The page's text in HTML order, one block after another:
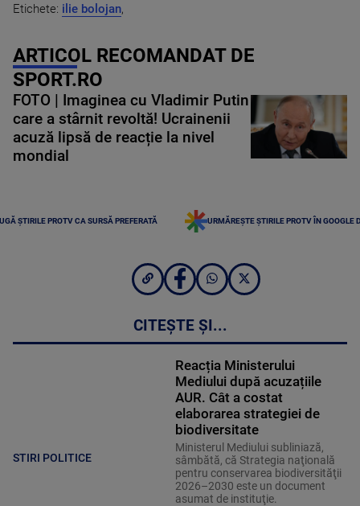
Etichete: ilie bolojan,
ARTICOL RECOMANDAT DE
SPORT.RO
FOTO | Imaginea cu Vladimir Putin
care a stârnit revoltă! Ucrainenii
acuză lipsă de reacție la nivel
mondial
ȘTIRILE PROTV CA SURSĂ PREFERATĂ URMĂREȘTE ȘTIRILE PROTV ÎN GOOGLE
CITEȘTE ȘI...
STIRI POLITICE
Reacția Ministerului
Mediului după acuzațiile
AUR. Cât a costat
elaborarea strategiei de
biodiversitate
Ministerul Mediului subliniază,
sâmbătă, că Strategia naţională
pentru conservarea biodiversităţii
2026–2030 este un document
asumat de instituţie.